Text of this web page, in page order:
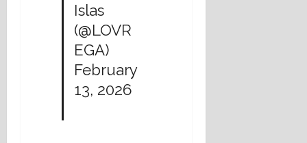
Islas
(@LOVR
EGA)
February
13, 2026